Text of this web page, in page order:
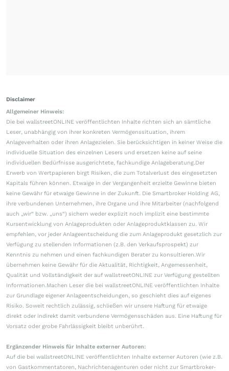
Disclaimer
Allgemeiner Hinweis:
Die bei wallstreetONLINE veröffentlichten Inhalte richten sich an sämtliche
Leser, unabhängig von ihrer konkreten Vermögenssituation, ihrem
Anlageverhalten oder ihren Anlagezielen. Sie berücksichtigen in keiner Weise die
individuelle Situation des einzelnen Lesers und ersetzen keine auf seine
individuellen Bedürfnisse ausgerichtete, fachkundige Anlageberatung.Der
Erwerb von Wertpapieren birgt Risiken, die zum Totalverlust des eingesetzten
Kapitals führen können. Etwaige in der Vergangenheit erzielte Gewinne bieten
keine Gewähr für etwaige Gewinne in der Zukunft. Die Smartbroker Holding AG,
ihre verbundenen Unternehmen, ihre Organe und ihre Mitarbeiter (nachfolgend
auch „wir“ bzw. „uns“) sichern weder explizit noch implizit eine bestimmte
Kursentwicklung von Anlageprodukten oder Anlageproduktklassen zu. Wir
empfehlen, vor jeder Anlageentscheidung die zum Anlageprodukt gesetzlich zur
Verfügung zu stellenden Informationen (z.B. den Verkaufsprospekt) zur
Kenntnis zu nehmen und einen fachkundigen Berater zu konsultieren.Wir
übernehmen keine Gewähr für die Aktualität, Richtigkeit, Angemessenheit,
Qualität und Vollständigkeit der auf wallstreetONLINE zur Verfügung gestellten
Informationen.Machen Leser die bei wallstreetONLINE veröffentlichten Inhalte
zur Grundlage eigener Anlageentscheidungen, so geschieht dies auf eigenes
Risiko. Soweit rechtlich zulässig, schließen wir unsere Haftung für etwaige
direkt oder indirekt damit verbundene Vermögensschäden aus. Eine Haftung für
Vorsatz oder grobe Fahrlässigkeit bleibt unberührt.
Ergänzender Hinweis für Inhalte externer Autoren:
Auf die bei wallstreetONLINE veröffentlichten Inhalte externer Autoren (wie z.B.
von Gastkommentatoren, Nachrichtenagenturen oder nicht zur Smartbroker-